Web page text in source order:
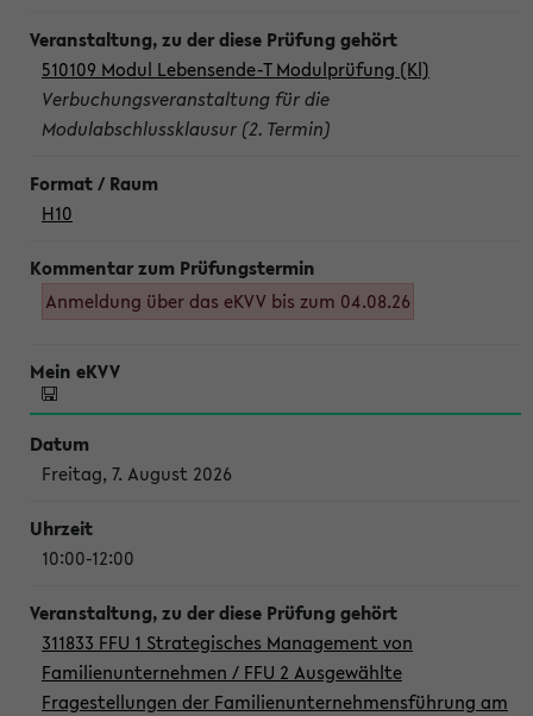
510109 Modul Lebensende-T Modulprüfung (Kl)
Verbuchungsveranstaltung für die
Modulabschlussklausur (2. Termin)
H10
Anmeldung über das eKVV bis zum 04.08.26
Freitag, 7. August 2026
10:00-12:00
311833 FFU 1 Strategisches Management von
Familienunternehmen / FFU 2 Ausgewählte
Fragestellungen der Familienunternehmensführung am